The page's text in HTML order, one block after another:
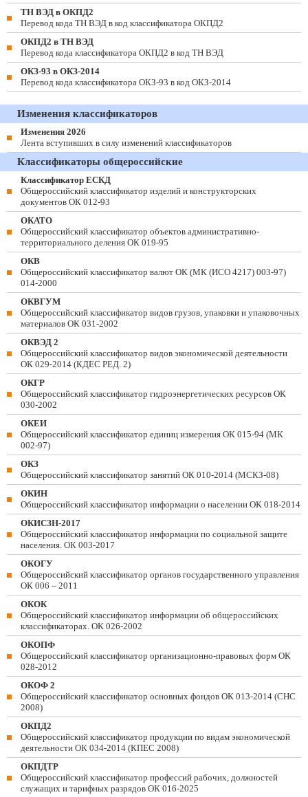
ТН ВЭД в ОКПД2
Перевод кода ТН ВЭД в код классификатора ОКПД2
ОКПД2 в ТН ВЭД
Перевод кода классификатора ОКПД2 в код ТН ВЭД
ОКЗ-93 в ОКЗ-2014
Перевод кода классификатора ОКЗ-93 в код ОКЗ-2014
Изменения классификаторов
Изменения 2026
Лента вступивших в силу изменений классификаторов
Классификаторы общероссийские
Классификатор ЕСКД
Общероссийский классификатор изделий и конструкторских
документов ОК 012-93
ОКАТО
Общероссийский классификатор объектов административно-
территориального деления ОК 019-95
ОКВ
Общероссийский классификатор валют ОК (МК (ИСО 4217) 003-97)
014-2000
ОКВГУМ
Общероссийский классификатор видов грузов, упаковки и упаковочных
материалов ОК 031-2002
ОКВЭД 2
Общероссийский классификатор видов экономической деятельности
ОК 029-2014 (КДЕС РЕД. 2)
ОКГР
Общероссийский классификатор гидроэнергетических ресурсов ОК
030-2002
ОКЕИ
Общероссийский классификатор единиц измерения ОК 015-94 (МК
002-97)
ОКЗ
Общероссийский классификатор занятий ОК 010-2014 (МСКЗ-08)
ОКИН
Общероссийский классификатор информации о населении ОК 018-2014
ОКИСЗН-2017
Общероссийский классификатор информации по социальной защите
населения. ОК 003-2017
ОКОГУ
Общероссийский классификатор органов государственного управления
ОК 006 – 2011
ОКОК
Общероссийский классификатор информации об общероссийских
классификаторах. ОК 026-2002
ОКОПФ
Общероссийский классификатор организационно-правовых форм ОК
028-2012
ОКОФ 2
Общероссийский классификатор основных фондов ОК 013-2014 (СНС
2008)
ОКПД2
Общероссийский классификатор продукции по видам экономической
деятельности ОК 034-2014 (КПЕС 2008)
ОКПДТР
Общероссийский классификатор профессий рабочих, должностей
служащих и тарифных разрядов ОК 016-2025